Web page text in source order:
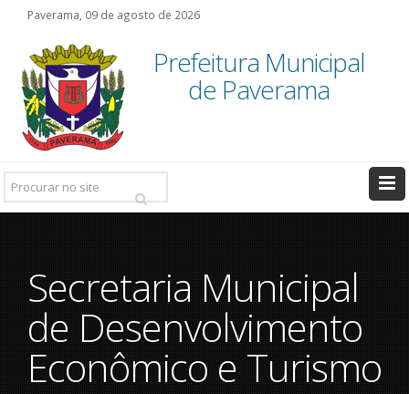
Paverama, 09 de agosto de 2026
Prefeitura Municipal
de Paverama
Pesquisar:
Secretaria Municipal
de Desenvolvimento
Econômico e Turismo